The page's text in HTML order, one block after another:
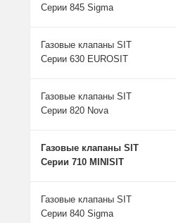
Серии 845 Sigma
Газовые клапаны SIT
Серии 630 EUROSIT
Газовые клапаны SIT
Серии 820 Nova
Газовые клапаны SIT
Серии 710 MINISIT
Газовые клапаны SIT
Серии 840 Sigma